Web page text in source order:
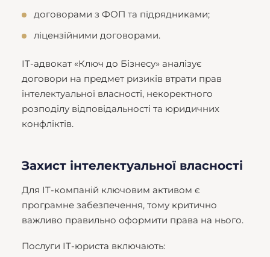
договорами з ФОП та підрядниками;
ліцензійними договорами.
IT-адвокат «Ключ до Бізнесу» аналізує
договори на предмет ризиків втрати прав
інтелектуальної власності, некоректного
розподілу відповідальності та юридичних
конфліктів.
Захист інтелектуальної власності
Для IT-компаній ключовим активом є
програмне забезпечення, тому критично
важливо правильно оформити права на нього.
Послуги IT-юриста включають: